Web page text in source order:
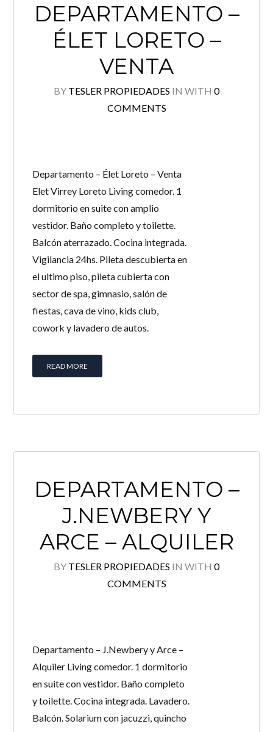
DEPARTAMENTO –
ÉLET LORETO –
VENTA
BY TESLER PROPIEDADES IN WITH 0
COMMENTS
Departamento – Élet Loreto – Venta
Elet Virrey Loreto Living comedor. 1
dormitorio en suite con amplio
vestidor. Baño completo y toilette.
Balcón aterrazado. Cocina integrada.
Vigilancia 24hs. Pileta descubierta en
el ultimo piso, pileta cubierta con
sector de spa, gimnasio, salón de
fiestas, cava de vino, kids club,
cowork y lavadero de autos.
READ MORE
DEPARTAMENTO –
J.NEWBERY Y
ARCE – ALQUILER
BY TESLER PROPIEDADES IN WITH 0
COMMENTS
Departamento – J.Newbery y Arce –
Alquiler Living comedor. 1 dormitorio
en suite con vestidor. Baño completo
y toilette. Cocina integrada. Lavadero.
Balcón. Solarium con jacuzzi, quincho